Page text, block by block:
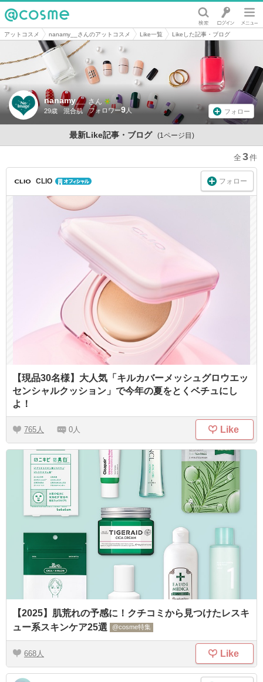
@cosme
アットコスメ nanamy__さんのアットコスメ Like一覧 Likeした記事・ブログ
nanamy__ さん
29歳 混合肌 9 フォロー
最新Like記事・ブログ (1ページ目)
3
CLIO フォロー
【現品30名様】大人気「キルカバーメッシュグロウエッ
センシャルクッション」で今年の夏をとくベチュにし
よ！
765 0 Like
【2025】肌荒れの予感に！クチコミから見つけたレスキ
ュー系スキンケア25選
@cosme特集
668 Like